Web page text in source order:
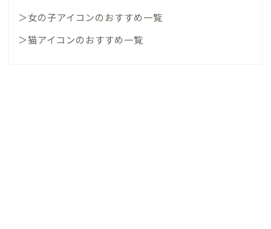
＞女の子アイコンのおすすめ一覧
＞猫アイコンのおすすめ一覧